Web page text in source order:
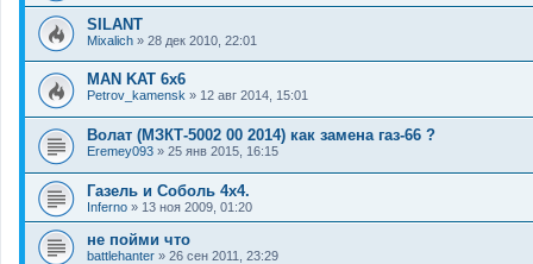
SILANT
Mixalich » 28 дек 2010, 22:01
MAN KAT 6х6
Petrov_kamensk » 12 авг 2014, 15:01
Волат (МЗКТ-5002 00 2014) как замена газ-66 ?
Eremey093 » 25 янв 2015, 16:15
Газель и Соболь 4х4.
Inferno » 13 ноя 2009, 01:20
не пойми что
battlehanter » 26 сен 2011, 23:29